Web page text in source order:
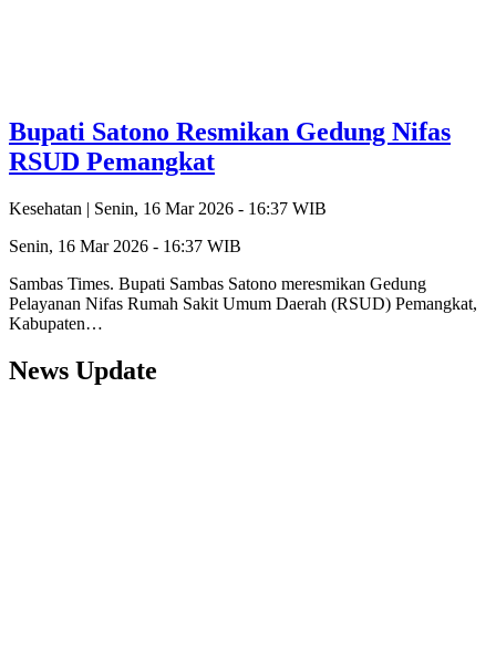
Bupati Satono Resmikan Gedung Nifas
RSUD Pemangkat
Kesehatan | Senin, 16 Mar 2026 - 16:37 WIB
Senin, 16 Mar 2026 - 16:37 WIB
Sambas Times. Bupati Sambas Satono meresmikan Gedung
Pelayanan Nifas Rumah Sakit Umum Daerah (RSUD) Pemangkat,
Kabupaten…
News Update